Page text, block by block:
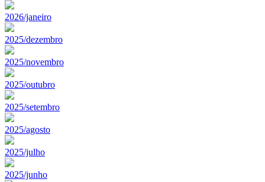
2026/janeiro
2025/dezembro
2025/novembro
2025/outubro
2025/setembro
2025/agosto
2025/julho
2025/junho